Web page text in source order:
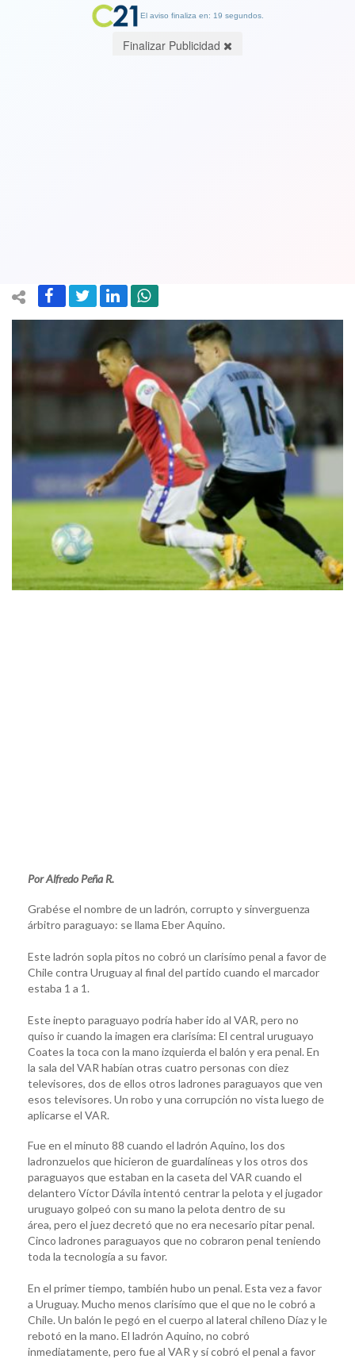
Por Alfredo Peña R.
Grabése el nombre de un ladrón, corrupto y sinverguenza
árbitro paraguayo: se llama Eber Aquino.
Este ladrón sopla pitos no cobró un clarisímo penal a favor de
Chile contra Uruguay al final del partido cuando el marcador
estaba 1 a 1.
Este inepto paraguayo podría haber ido al VAR, pero no
quiso ir cuando la imagen era clarisíma: El central uruguayo
Coates la toca con la mano izquierda el balón y era penal. En
la sala del VAR habían otras cuatro personas con diez
televisores, dos de ellos otros ladrones paraguayos que ven
esos televisores. Un robo y una corrupción no vista luego de
aplicarse el VAR.
Fue en el minuto 88 cuando el ladrón Aquino, los dos
ladronzuelos que hicieron de guardalíneas y los otros dos
paraguayos que estaban en la caseta del VAR cuando el
delantero Víctor Dávila intentó centrar la pelota y el jugador
uruguayo golpeó con su mano la pelota dentro de su
área, pero el juez decretó que no era necesario pitar penal.
Cinco ladrones paraguayos que no cobraron penal teniendo
toda la tecnología a su favor.
En el primer tiempo, también hubo un penal. Esta vez a favor
a Uruguay. Mucho menos clarisímo que el que no le cobró a
Chile. Un balón le pegó en el cuerpo al lateral chileno Díaz y le
rebotó en la mano. El ladrón Aquino, no cobró
inmediatamente, pero fue al VAR y sí cobró el penal a favor
El aviso finaliza en: 19 segundos.
Finalizar Publicidad